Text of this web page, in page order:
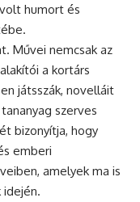
humort és
Művei nemcsak az
a kortárs
játsszák, novelláit
szerves
bizonyítja, hogy
emberi
amelyek ma is
idején.